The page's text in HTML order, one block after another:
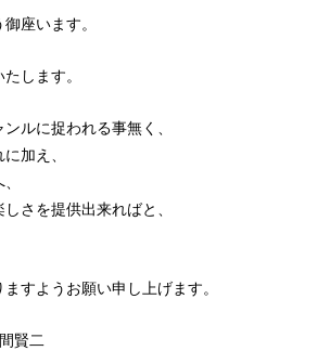
座います。
します。
ルに捉われる事無く、
加え、
さを提供出来ればと、
すようお願い申し上げます。
賢二